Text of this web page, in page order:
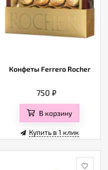
Конфеты Ferrero Rocher
750₽
В корзину
Купить в 1 клик